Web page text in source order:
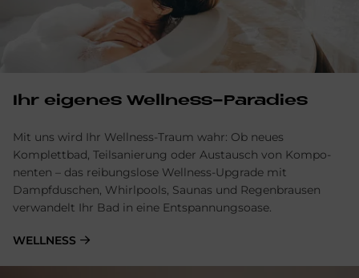
Ihr eigenes Wellness-Paradies
Mit uns wird Ihr Wellness-Traum wahr: Ob neues
Komplettbad, Teilsanierung oder Austausch von Kom­po­
nen­ten – das reibungslose Wellness-Upgrade mit
Dampfduschen, Whirlpools, Saunas und Re­gen­brau­sen
verwandelt Ihr Bad in eine Entspannungsoase.
WELLNESS